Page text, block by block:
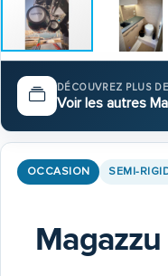
DÉCOUVREZ PLUS
Voir les autres
OCCASION SEMI-